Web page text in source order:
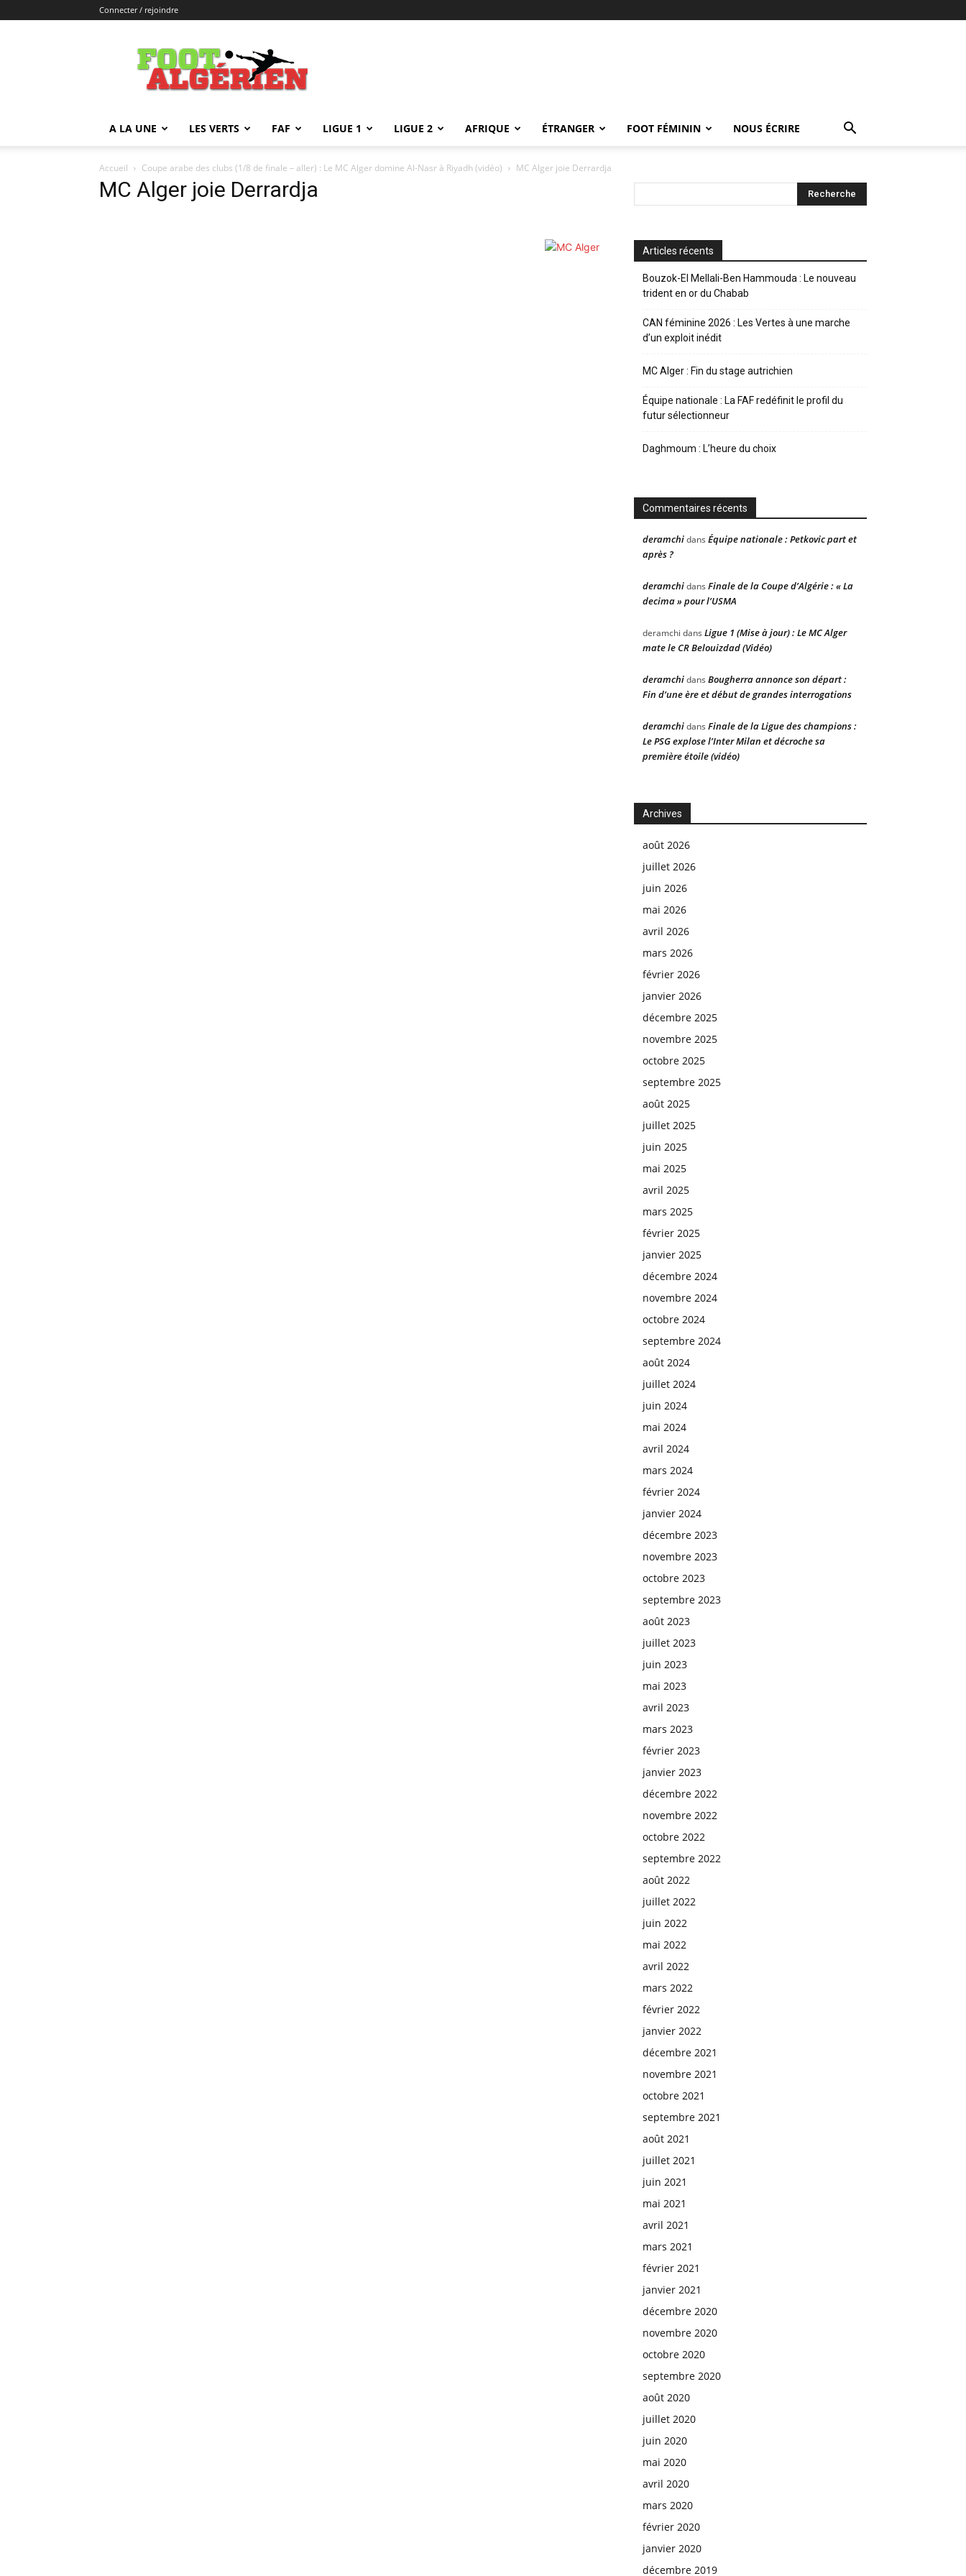
Connecter / rejoindre
FOOTALGERIEN
A LA UNE LES VERTS FAF LIGUE 1 LIGUE 2 AFRIQUE ÉTRANGER FOOT FÉMININ NOUS ÉCRIRE
Accueil Coupe arabe des clubs (1/8 de finale – aller) : Le MC Alger domine Al-Nasr à Riyadh (vidéo) MC Alger joie Derrardja
MC Alger joie Derrardja
Articles récents
Bouzok-El Mellali-Ben Hammouda : Le nouveau
trident en or du Chabab
CAN féminine 2026 : Les Vertes à une marche
d’un exploit inédit
MC Alger : Fin du stage autrichien
Équipe nationale : La FAF redéfinit le profil du
futur sélectionneur
Daghmoum : L’heure du choix
Commentaires récents
deramchidans Équipe nationale : Petkovic part et
après ?
deramchidans Finale de la Coupe d’Algérie : « La
decima » pour l’USMA
deramchi dans Ligue 1 (Mise à jour) : Le MC Alger
mate le CR Belouizdad (Vidéo)
deramchidans Bougherra annonce son départ :
Fin d’une ère et début de grandes interrogations
deramchidans Finale de la Ligue des champions :
Le PSG explose l’Inter Milan et décroche sa
première étoile (vidéo)
Archives
août 2026
juillet 2026
juin 2026
mai 2026
avril 2026
mars 2026
février 2026
janvier 2026
décembre 2025
novembre 2025
octobre 2025
septembre 2025
août 2025
juillet 2025
juin 2025
mai 2025
avril 2025
mars 2025
février 2025
janvier 2025
décembre 2024
novembre 2024
octobre 2024
septembre 2024
août 2024
juillet 2024
juin 2024
mai 2024
avril 2024
mars 2024
février 2024
janvier 2024
décembre 2023
novembre 2023
octobre 2023
septembre 2023
août 2023
juillet 2023
juin 2023
mai 2023
avril 2023
mars 2023
février 2023
janvier 2023
décembre 2022
novembre 2022
octobre 2022
septembre 2022
août 2022
juillet 2022
juin 2022
mai 2022
avril 2022
mars 2022
février 2022
janvier 2022
décembre 2021
novembre 2021
octobre 2021
septembre 2021
août 2021
juillet 2021
juin 2021
mai 2021
avril 2021
mars 2021
février 2021
janvier 2021
décembre 2020
novembre 2020
octobre 2020
septembre 2020
août 2020
juillet 2020
juin 2020
mai 2020
avril 2020
mars 2020
février 2020
janvier 2020
décembre 2019